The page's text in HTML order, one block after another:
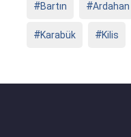
Bartın Ardahan
Karabük Kilis